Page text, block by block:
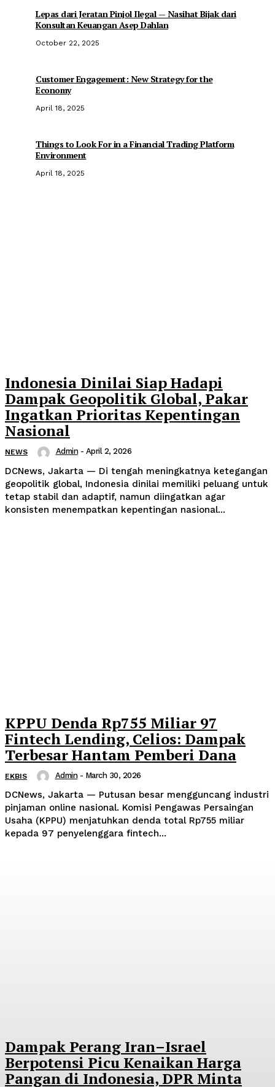
Lepas dari Jeratan Pinjol Ilegal — Nasihat Bijak dari
Konsultan Keuangan Asep Dahlan
October 22, 2025
Customer Engagement: New Strategy for the
Economy
April 18, 2025
Things to Look For in a Financial Trading Platform
Environment
April 18, 2025
Indonesia Dinilai Siap Hadapi
Dampak Geopolitik Global, Pakar
Ingatkan Prioritas Kepentingan
Nasional
NEWS Admin - April 2, 2026
DCNews, Jakarta — Di tengah meningkatnya ketegangan
geopolitik global, Indonesia dinilai memiliki peluang untuk
tetap stabil dan adaptif, namun diingatkan agar
konsisten menempatkan kepentingan nasional...
KPPU Denda Rp755 Miliar 97
Fintech Lending, Celios: Dampak
Terbesar Hantam Pemberi Dana
EKBIS Admin - March 30, 2026
DCNews, Jakarta — Putusan besar mengguncang industri
pinjaman online nasional. Komisi Pengawas Persaingan
Usaha (KPPU) menjatuhkan denda total Rp755 miliar
kepada 97 penyelenggara fintech...
Dampak Perang Iran–Israel
Berpotensi Picu Kenaikan Harga
Pangan di Indonesia, DPR Minta